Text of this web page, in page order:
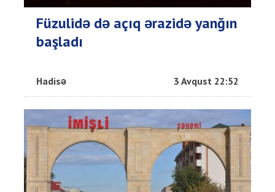
Füzulidə də açıq ərazidə yanğın
başladı
Hadisə 3 Avqust 22:52